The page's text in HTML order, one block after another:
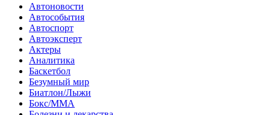
Автоновости
Автособытия
Автоспорт
Автоэксперт
Актеры
Аналитика
Баскетбол
Безумный мир
Биатлон/Лыжи
Бокс/MMA